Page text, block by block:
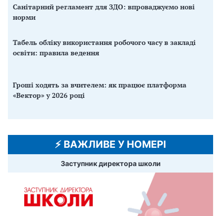
Санітарний регламент для ЗДО: впроваджуємо нові
норми
Табель обліку використання робочого часу в закладі
освіти: правила ведення
Гроші ходять за вчителем: як працює платформа
«Вектор» у 2026 році
⚡️ ВАЖЛИВЕ У НОМЕРІ
Заступник директора школи